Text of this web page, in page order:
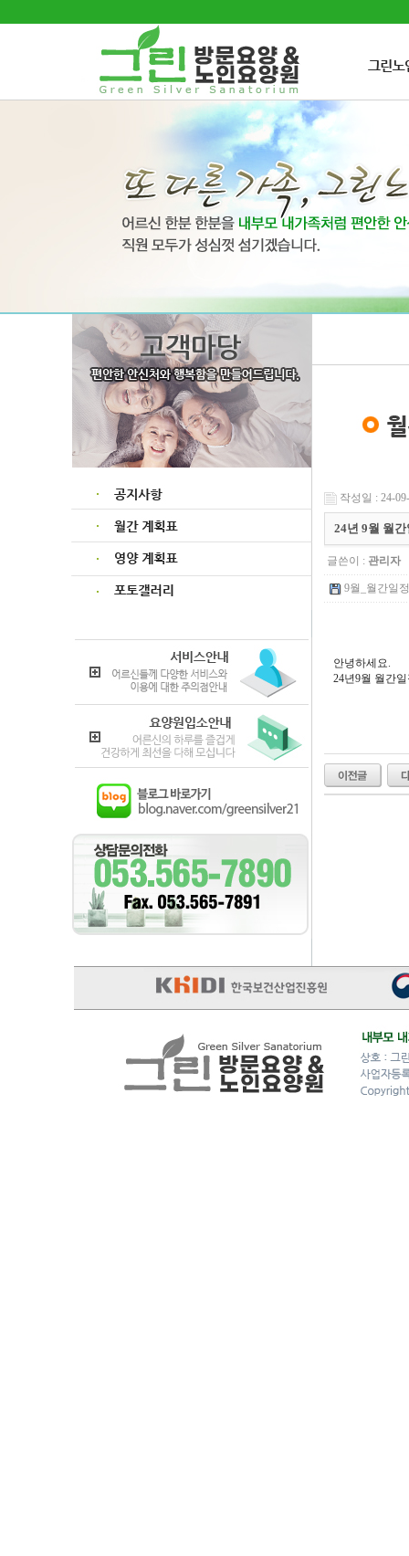
작성일 : 24-
24년 9월 월
글쓴이 : 관리자
9월_월간일
안녕하세요.
24년9월 월간